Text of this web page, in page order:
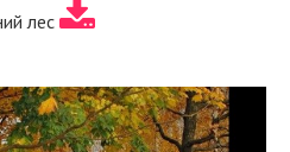
лес